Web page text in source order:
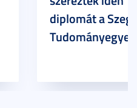
diplomát a